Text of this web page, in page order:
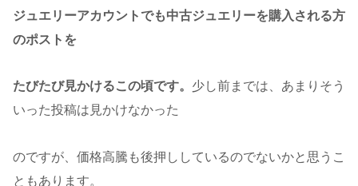
ジュエリーアカウントでも中古ジュエリーを購入される方
のポストを
たびたび見かけるこの頃です。 少し前までは、あまりそう
いった投稿は見かけなかった
のですが、価格高騰も後押ししているのでないかと思うこ
ともあります。